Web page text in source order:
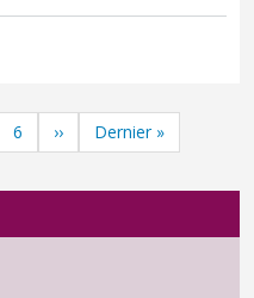
Page
6 Next page
›› Last page
Dernier »